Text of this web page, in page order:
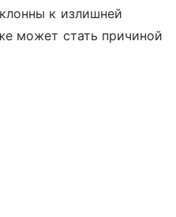
к излишней
может стать причиной